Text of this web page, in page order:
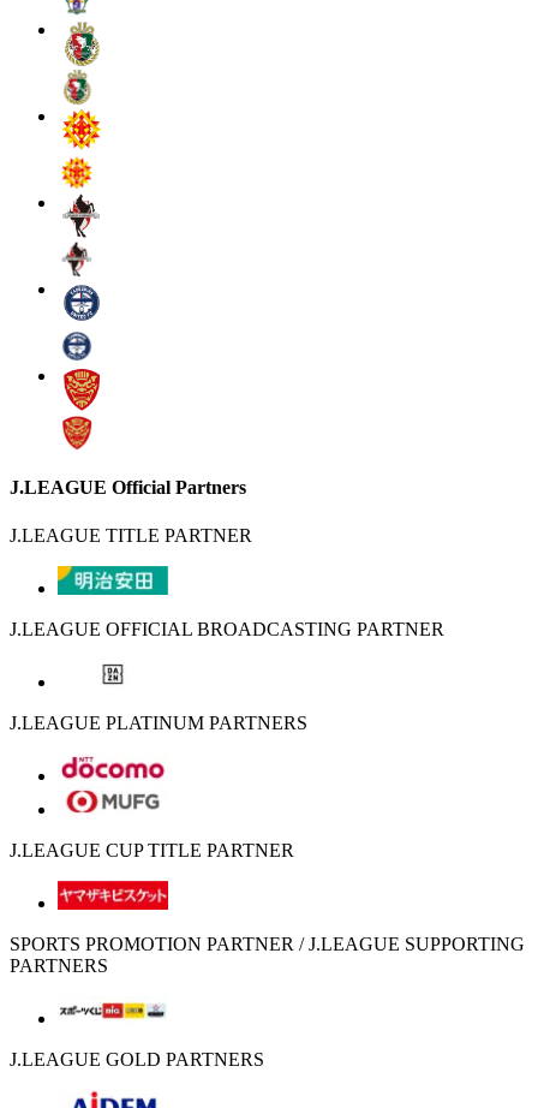
J.LEAGUE Official Partners
J.LEAGUE TITLE PARTNER
J.LEAGUE OFFICIAL BROADCASTING PARTNER
J.LEAGUE PLATINUM PARTNERS
J.LEAGUE CUP TITLE PARTNER
SPORTS PROMOTION PARTNER / J.LEAGUE SUPPORTING
PARTNERS
J.LEAGUE GOLD PARTNERS